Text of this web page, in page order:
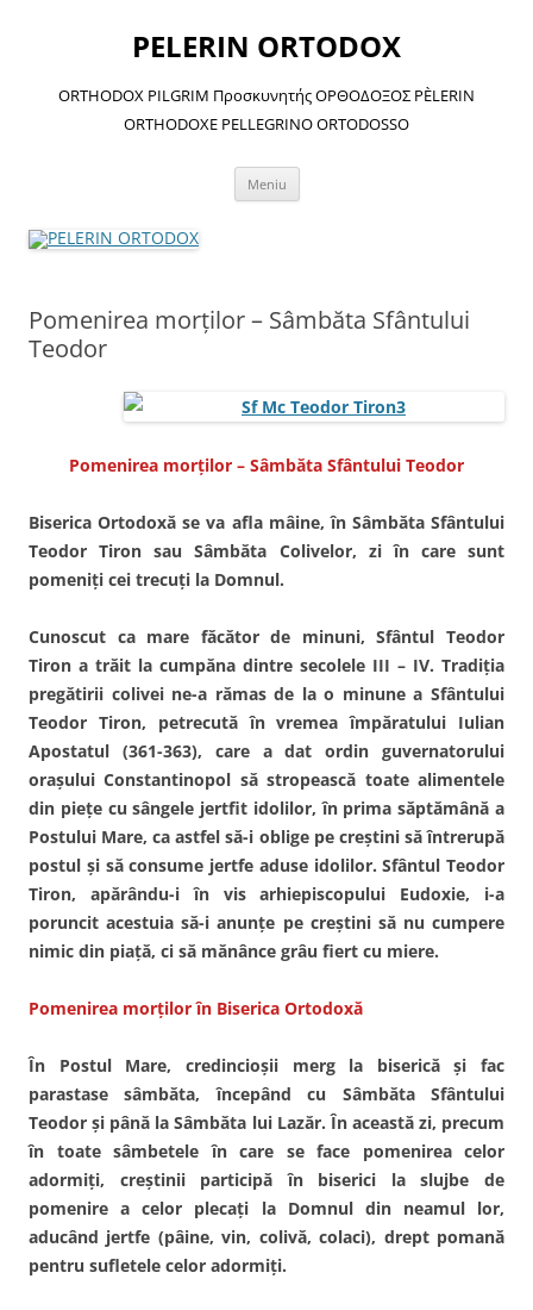
PELERIN ORTODOX
ORTHODOX PILGRIM Προσκυνητής ΟΡΘΟΔΟΞΟΣ PÈLERIN
ORTHODOXE PELLEGRINO ORTODOSSO
Meniu
Pomenirea morţilor – Sâmbăta Sfântului
Teodor
Pomenirea morţilor – Sâmbăta Sfântului Teodor
Biserica Ortodoxă se va afla mâine, în Sâmbăta Sfântului
Teodor Tiron sau Sâmbăta Colivelor, zi în care sunt
pomeniţi cei trecuţi la Domnul.
Cunoscut ca mare făcător de minuni, Sfântul Teodor
Tiron a trăit la cumpăna dintre secolele III – IV. Tradiţia
pregătirii colivei ne-a rămas de la o minune a Sfântului
Teodor Tiron, petrecută în vremea împăratului Iulian
Apostatul (361-363), care a dat ordin guvernatorului
oraşului Constantinopol să stropească toate alimentele
din pieţe cu sângele jertfit idolilor, în prima săptămână a
Postului Mare, ca astfel să-i oblige pe creştini să întrerupă
postul şi să consume jertfe aduse idolilor. Sfântul Teodor
Tiron, apărându-i în vis arhiepiscopului Eudoxie, i-a
poruncit acestuia să-i anunţe pe creştini să nu cumpere
nimic din piaţă, ci să mănânce grâu fiert cu miere.
Pomenirea morţilor în Biserica Ortodoxă
În Postul Mare, credincioşii merg la biserică şi fac
parastase sâmbăta, începând cu Sâmbăta Sfântului
Teodor şi până la Sâmbăta lui Lazăr. În această zi, precum
în toate sâmbetele în care se face pomenirea celor
adormiţi, creştinii participă în biserici la slujbe de
pomenire a celor plecaţi la Domnul din neamul lor,
aducând jertfe (pâine, vin, colivă, colaci), drept pomană
pentru sufletele celor adormiţi.